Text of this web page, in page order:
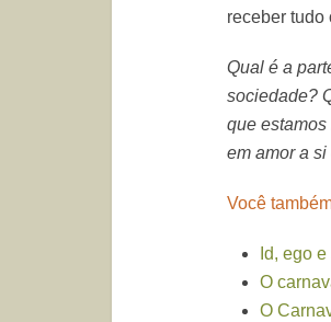
receber tudo
Qual é a
sociedade?
que
em amor a
Você
Id, ego
O
O